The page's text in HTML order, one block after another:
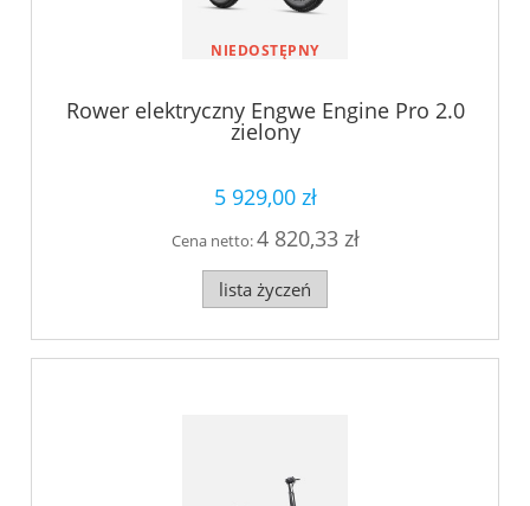
NIEDOSTĘPNY
Rower elektryczny Engwe Engine Pro 2.0
zielony
5 929,00 zł
Cena netto:4 820,33 zł
lista życzeń